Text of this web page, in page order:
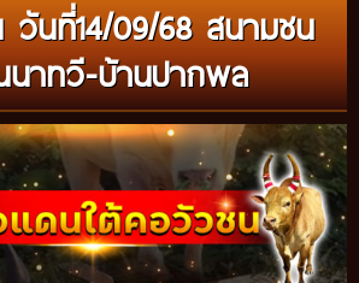
วันที่14/09/68 สนามชน
นาทวี-บ้านปากพล